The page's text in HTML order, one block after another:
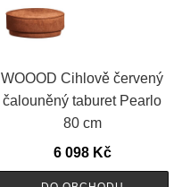
WOOOD Cihlově červený
čalouněný taburet Pearlo
80 cm
6 098 Kč